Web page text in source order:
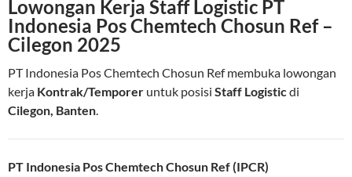
Lowongan Kerja Staff Logistic PT
Indonesia Pos Chemtech Chosun Ref –
Cilegon 2025
PT Indonesia Pos Chemtech Chosun Ref membuka lowongan
kerja Kontrak/Temporer untuk posisi Staff Logisticdi
Cilegon, Banten.
PT Indonesia Pos Chemtech Chosun Ref (IPCR)